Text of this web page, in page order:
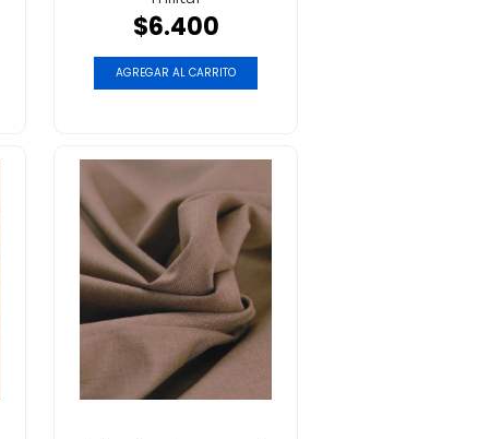
$6.400
AGREGAR AL CARRITO